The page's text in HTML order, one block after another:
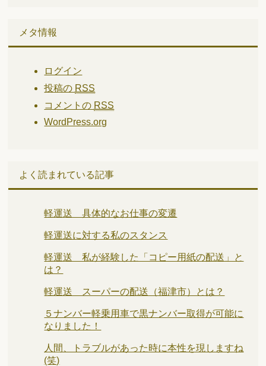
メタ情報
ログイン
投稿の RSS
コメントの RSS
WordPress.org
よく読まれている記事
軽運送 具体的なお仕事の変遷
軽運送に対する私のスタンス
軽運送 私が経験した「コピー用紙の配送」と
は？
軽運送 スーパーの配送（福津市）とは？
５ナンバー軽乗用車で黒ナンバー取得が可能に
なりました！
人間、トラブルがあった時に本性を現しますね
(笑)